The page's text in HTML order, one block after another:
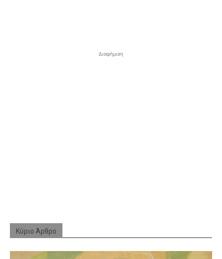
Διαφήμιση
Κύριο Άρθρο